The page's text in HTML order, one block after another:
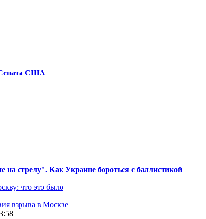
Сената США
на стрелу". Как Украине бороться с баллистикой
что это было
взрыва в Москве